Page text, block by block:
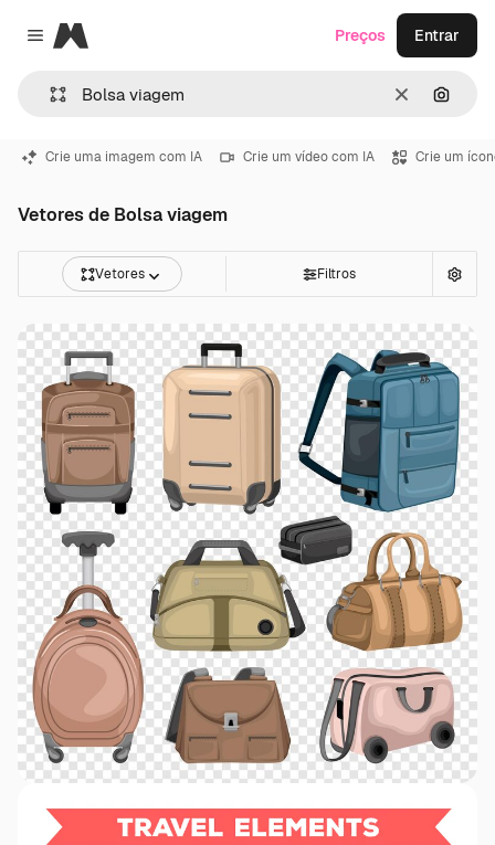
Close menu
Magnific
Limpar
Preços Entrar
Crie uma imagem com IA Crie um vídeo com IA Crie um
Vetores de Bolsa viagem
Vetores Filtros